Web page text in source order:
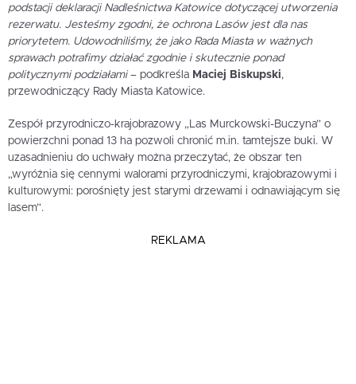
podstacji deklaracji Nadleśnictwa Katowice dotyczącej utworzenia
rezerwatu. Jesteśmy zgodni, że ochrona Lasów jest dla nas
priorytetem. Udowodniliśmy, że jako Rada Miasta w ważnych
sprawach potrafimy działać zgodnie i skutecznie ponad
politycznymi podziałami– podkreśla Maciej Biskupski,
przewodniczący Rady Miasta Katowice.
Zespół przyrodniczo-krajobrazowy „Las Murckowski-Buczyna” o
powierzchni ponad 13 ha pozwoli chronić m.in. tamtejsze buki. W
uzasadnieniu do uchwały można przeczytać, że obszar ten
„wyróżnia się cennymi walorami przyrodniczymi, krajobrazowymi i
kulturowymi: porośnięty jest starymi drzewami i odnawiającym się
lasem”.
REKLAMA